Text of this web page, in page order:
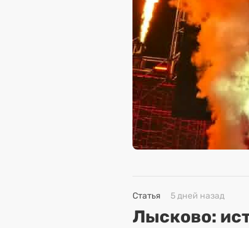
Статья 5 дней назад
Лысково: